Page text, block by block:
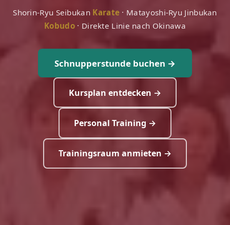
Shorin-Ryu Seibukan Karate · Matayoshi-Ryu Jinbukan
Kobudo · Direkte Linie nach Okinawa
Schnupperstunde buchen →
Kursplan entdecken →
Personal Training →
Trainingsraum anmieten →